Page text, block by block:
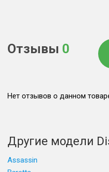
Отзывы 0
Нет отзывов о данном
Другие модели
Assassin